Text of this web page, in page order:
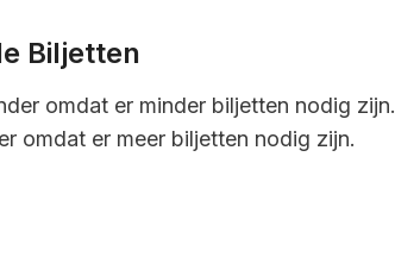
Biljetten
omdat er minder biljetten nodig zijn.
omdat er meer biljetten nodig zijn.